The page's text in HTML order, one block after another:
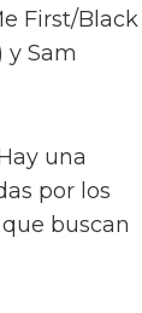
First/Black
y Sam
una
por los
buscan